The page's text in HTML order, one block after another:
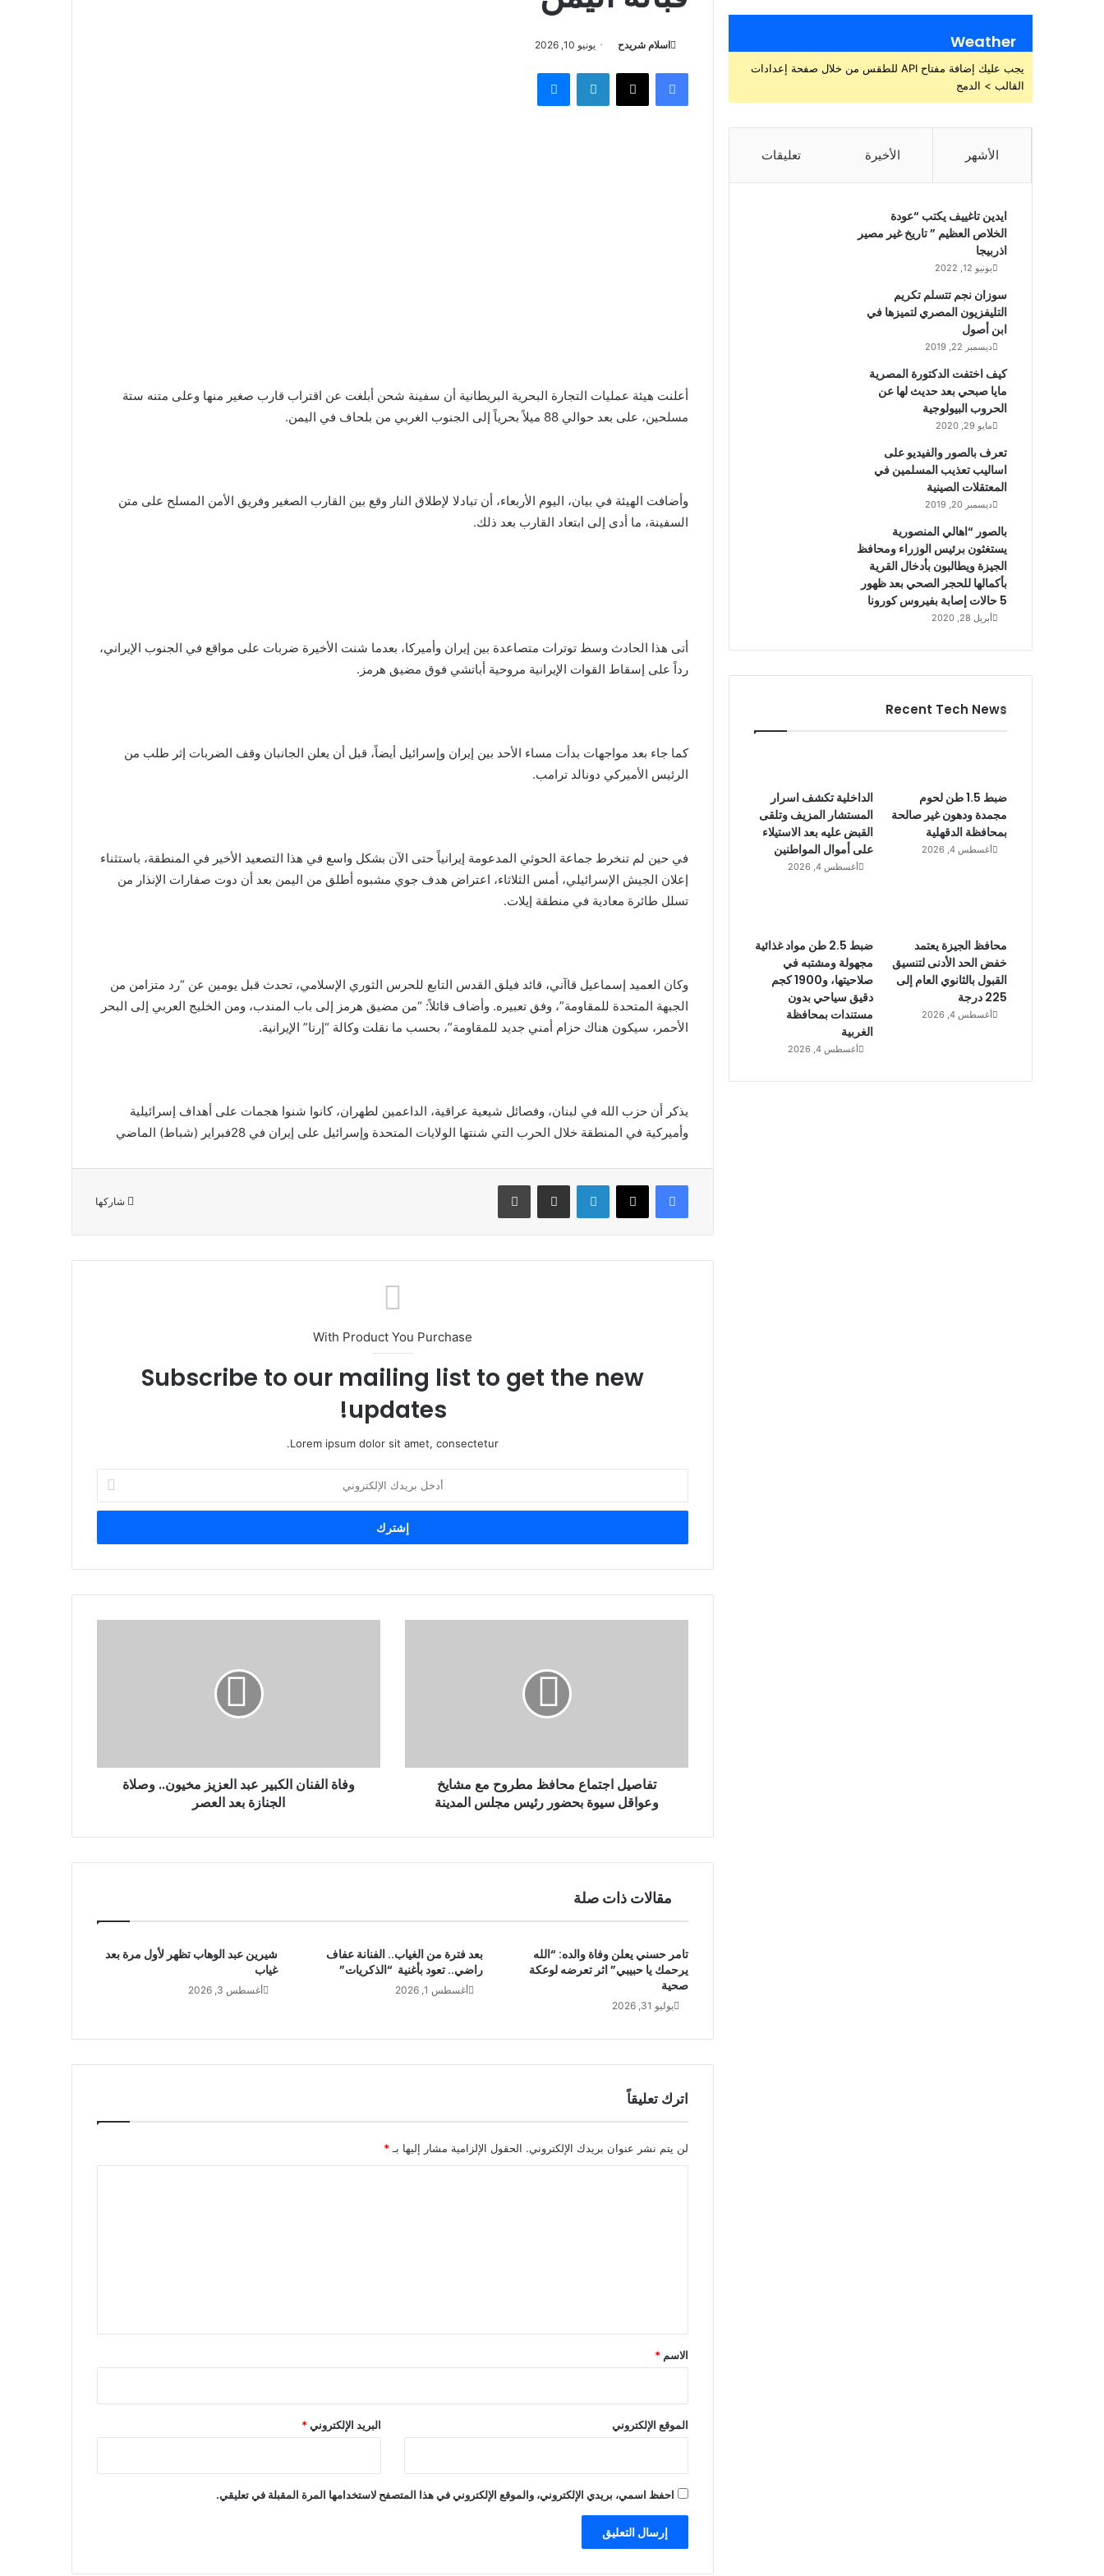
اسلام شريدح يونيو 10, 2026
فيسبوك X لينكدإن ماسنجر
أعلنت هيئة عمليات التجارة البحرية البريطانية أن سفينة شحن أبلغت عن اقتراب قارب صغير منها وعلى متنه ستة
مسلحين، على بعد حوالي 88 ميلاً بحرياً إلى الجنوب الغربي من بلحاف في اليمن.
وأضافت الهيئة في بيان، اليوم الأربعاء، أن تبادلا لإطلاق النار وقع بين القارب الصغير وفريق الأمن المسلح على متن
السفينة، ما أدى إلى ابتعاد القارب بعد ذلك.
أتى هذا الحادث وسط توترات متصاعدة بين إيران وأميركا، بعدما شنت الأخيرة ضربات على مواقع في الجنوب الإيراني،
رداً على إسقاط القوات الإيرانية مروحية أباتشي فوق مضيق هرمز.
كما جاء بعد مواجهات بدأت مساء الأحد بين إيران وإسرائيل أيضاً، قبل أن يعلن الجانبان وقف الضربات إثر طلب من
الرئيس الأميركي دونالد ترامب.
في حين لم تنخرط جماعة الحوثي المدعومة إيرانياً حتى الآن بشكل واسع في هذا التصعيد الأخير في المنطقة، باستثناء
إعلان الجيش الإسرائيلي، أمس الثلاثاء، اعتراض هدف جوي مشبوه أطلق من اليمن بعد أن دوت صفارات الإنذار من
تسلل طائرة معادية في منطقة إيلات.
وكان العميد إسماعيل قاآني، قائد فيلق القدس التابع للحرس الثوري الإسلامي، تحدث قبل يومين عن “رد متزامن من
الجبهة المتحدة للمقاومة”، وفق تعبيره. وأضاف قائلاً: “من مضيق هرمز إلى باب المندب، ومن الخليج العربي إلى البحر
الأحمر، سيكون هناك حزام أمني جديد للمقاومة”، بحسب ما نقلت وكالة “إرنا” الإيرانية.
يذكر أن حزب الله في لبنان، وفصائل شيعية عراقية، الداعمين لطهران، كانوا شنوا هجمات على أهداف إسرائيلية
وأميركية في المنطقة خلال الحرب التي شنتها الولايات المتحدة وإسرائيل على إيران في 28فبراير (شباط) الماضي
شاركها
فيسبوك X لينكدإن مشاركة عبر البريد طباعة
With Product You Purchase
Subscribe to our mailing list to get the new
updates!
Lorem ipsum dolor sit amet, consectetur.
خ
ب
د
ن
وفاة الفنان الكبير عبد العزيز مخيون.. وصلاة
الجنازة بعد العصر
تفاصيل اجتماع محافظ مطروح مع مشايخ
وعواقل سيوة بحضور رئيس مجلس المدينة
مقالات ذات صلة
شيرين عبد الوهاب تظهر لأول مرة بعد
غياب
أغسطس 3, 2026
بعد فترة من الغياب.. الفنانة عفاف
راضي.. تعود بأغنية “الذكريات”
أغسطس 1, 2026
تامر حسني يعلن وفاة والده: “الله
يرحمك يا حبيبي” اثر تعرضه لوعكة
صحية
يوليو 31, 2026
اترك تعليقاً
لن يتم نشر عنوان بريدك الإلكتروني. الحقول الإلزامية مشار إليها بـ *
*
الاسم *
البريد الإلكتروني* الموقع الإلكتروني
احفظ اسمي، بريدي الإلكتروني، والموقع الإلكتروني في هذا المتصفح لاستخدامها المرة المقبلة في تعليقي.
Weather
يجب عليك إضافة مفتاح API للطقس من خلال صفحة إعدادات
القالب > الدمج
الأشهر الأخيرة تعليقات
ايدين تاغييف يكتب “عودة
الخلاص العظيم ” تاريخ غير مصير
اذربيجا
يونيو 12, 2022
سوزان نجم تتسلم تكريم
التليفزيون المصري لتميزها في
ابن أصول
ديسمبر 22, 2019
كيف اختفت الدكتورة المصرية
مايا صبحي بعد حديث لها عن
الحروب البيولوجية
مايو 29, 2020
تعرف بالصور والفيديو على
اساليب تعذيب المسلمين في
المعتقلات الصينية
ديسمبر 20, 2019
بالصور “اهالي المنصورية
يستغثون برئيس الوزراء ومحافظ
الجيزة ويطالبون بأدخال القرية
بأكمالها للحجر الصحي بعد ظهور
5 حالات إصابة بفيروس كورونا
أبريل 28, 2020
Recent Tech News
الداخلية تكشف اسرار
المستشار المزيف وتلقى
القبض عليه بعد الاستيلاء
على أموال المواطنين
أغسطس 4, 2026
ضبط 1.5 طن لحوم
مجمدة ودهون غير صالحة
بمحافظة الدقهلية
أغسطس 4, 2026
ضبط 2.5 طن مواد غذائية
مجهولة ومشتبه في
صلاحيتها، و1900 كجم
دقيق سياحي بدون
مستندات بمحافظة
الغربية
أغسطس 4, 2026
محافظ الجيزة يعتمد
خفض الحد الأدنى لتنسيق
القبول بالثانوي العام إلى
225 درجة
أغسطس 4, 2026